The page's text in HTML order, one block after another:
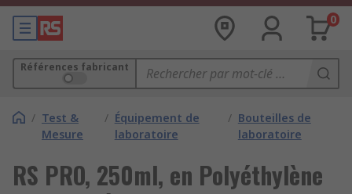
0
Références fabricant
/ Test &
Mesure
/ Équipement de
laboratoire
/ Bouteilles de
laboratoire
RS PRO, 250ml, en Polyéthylène